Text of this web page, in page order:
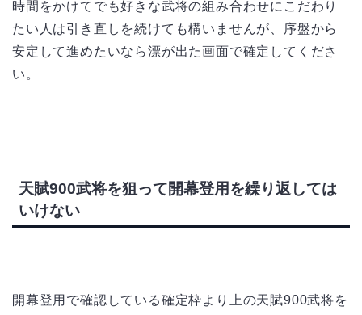
時間をかけてでも好きな武将の組み合わせにこだわり
たい人は引き直しを続けても構いませんが、序盤から
安定して進めたいなら漂が出た画面で確定してくださ
い。
天賦900武将を狙って開幕登用を繰り返しては
いけない
開幕登用で確認している確定枠より上の天賦900武将を